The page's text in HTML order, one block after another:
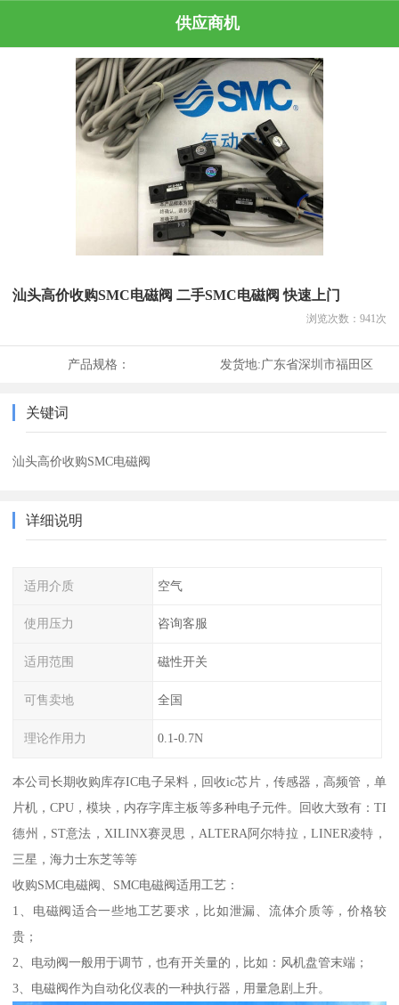
供应商机
汕头高价收购SMC电磁阀 二手SMC电磁阀 快速上门
浏览次数： 941 次
产品规格： 发货地:广东省深圳市福田区
关键词
汕头高价收购SMC电磁阀
详细说明
适用介质 空气
使用压力 咨询客服
适用范围 磁性开关
可售卖地 全国
理论作用力 0.1-0.7N
本公司长期收购库存IC电子呆料，回收ic芯片，传感器，高频管，单
片机，CPU，模块，内存字库主板等多种电子元件。回收大致有：TI
德州，ST意法，XILINX赛灵思，ALTERA阿尔特拉，LINER凌特，
三星，海力士东芝等等
收购SMC电磁阀、SMC电磁阀适用工艺：
1、电磁阀适合一些地工艺要求，比如泄漏、流体介质等，价格较
贵；
2、电动阀一般用于调节，也有开关量的，比如：风机盘管末端；
3、电磁阀作为自动化仪表的一种执行器，用量急剧上升。